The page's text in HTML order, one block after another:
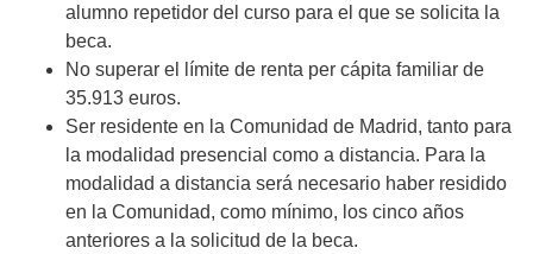
alumno repetidor del curso para el que se solicita la
beca.
No superar el límite de renta per cápita familiar de
35.913 euros.
Ser residente en la Comunidad de Madrid, tanto para
la modalidad presencial como a distancia. Para la
modalidad a distancia será necesario haber residido
en la Comunidad, como mínimo, los cinco años
anteriores a la solicitud de la beca.